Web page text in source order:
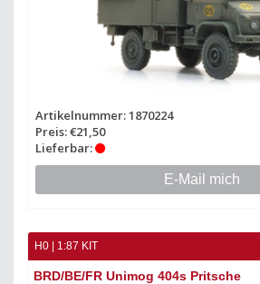
Artikelnummer: 1870224
Preis: €21,50
Lieferbar:
E-Mail mich
H0 | 1:87 KIT
BRD/BE/FR Unimog 404s Pritsche